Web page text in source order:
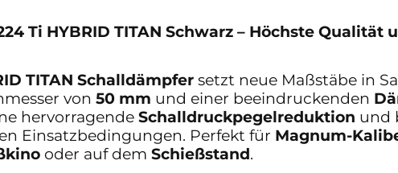
Ti HYBRID TITAN Schwarz – Höchste
TITAN Schalldämpfersetzt neue Maßstäbe in
von 50 mm und einer beeindruckenden
hervorragende Schalldruckpegelreduktion und
Einsatzbedingungen. Perfekt für Magnum-
oder auf dem Schießstand.